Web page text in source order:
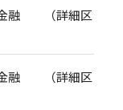
金融 （詳細区
金融 （詳細区